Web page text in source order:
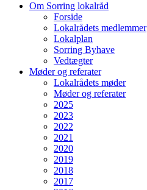
Om Sorring lokalråd
Forside
Lokalrådets medlemmer
Lokalplan
Sorring Byhave
Vedtægter
Møder og referater
Lokalrådets møder
Møder og referater
2025
2023
2022
2021
2020
2019
2018
2017